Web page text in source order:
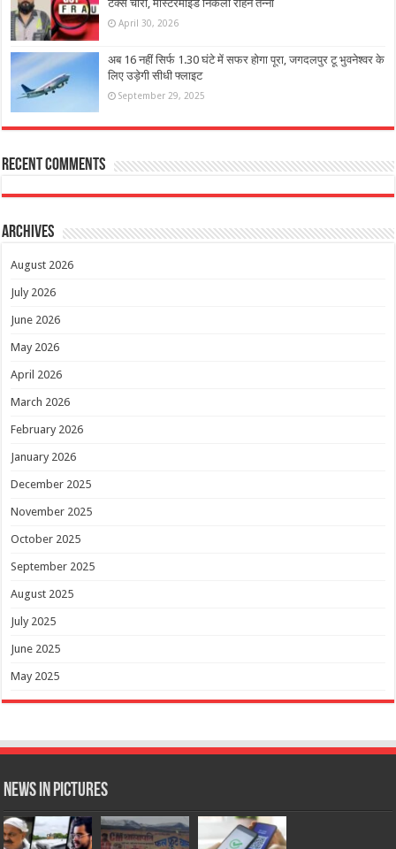
टैक्स चोरी, मास्टरमाइंड निकला रोहन तन्ना
April 30, 2026
अब 16 नहीं सिर्फ 1.30 घंटे में सफर होगा पूरा, जगदलपुर टू भुवनेश्वर के
लिए उड़ेगी सीधी फ्लाइट
September 29, 2025
Recent Comments
Archives
August 2026
July 2026
June 2026
May 2026
April 2026
March 2026
February 2026
January 2026
December 2025
November 2025
October 2025
September 2025
August 2025
July 2025
June 2025
May 2025
News in Pictures